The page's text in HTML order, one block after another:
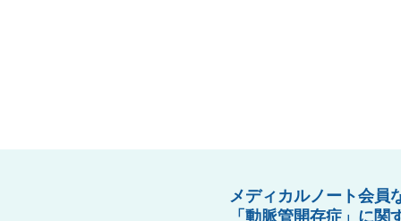
メディカルノート会員
「動脈管開存症」に関